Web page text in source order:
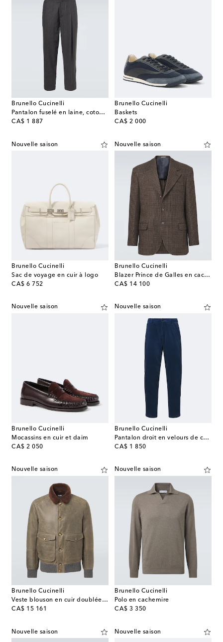
Brunello Cucinelli
Pantalon fuselé en laine, coton et soie
CA$ 1 887
original price
Brunello Cucinelli
Baskets
CA$ 2 000
original price
Nouvelle saison
Brunello Cucinelli
Sac de voyage en cuir à logo
CA$ 6 752
original price
Nouvelle saison
Brunello Cucinelli
Blazer Prince de Galles en cachemire
CA$ 14 100
original price
Nouvelle saison
Brunello Cucinelli
Mocassins en cuir et daim
CA$ 2 050
original price
Nouvelle saison
Brunello Cucinelli
Pantalon droit en velours de coton
CA$ 1 850
original price
Nouvelle saison
Brunello Cucinelli
Veste blouson en cuir doublée de shearling
CA$ 15 161
original price
Nouvelle saison
Brunello Cucinelli
Polo en cachemire
CA$ 3 350
original price
Nouvelle saison Nouvelle saison